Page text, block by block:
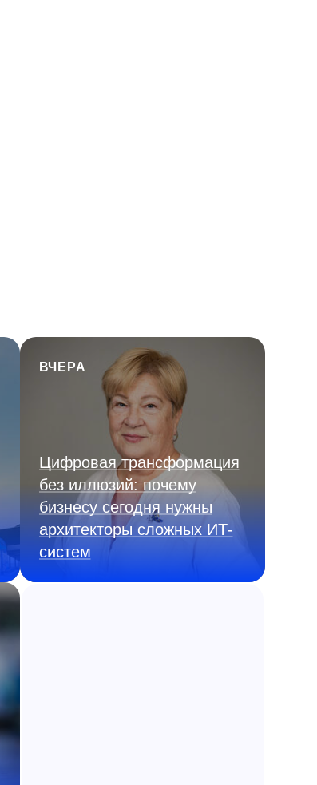
ВЧЕРА
Цифровая трансформация
без иллюзий: почему
бизнесу сегодня нужны
архитекторы сложных ИТ-
систем